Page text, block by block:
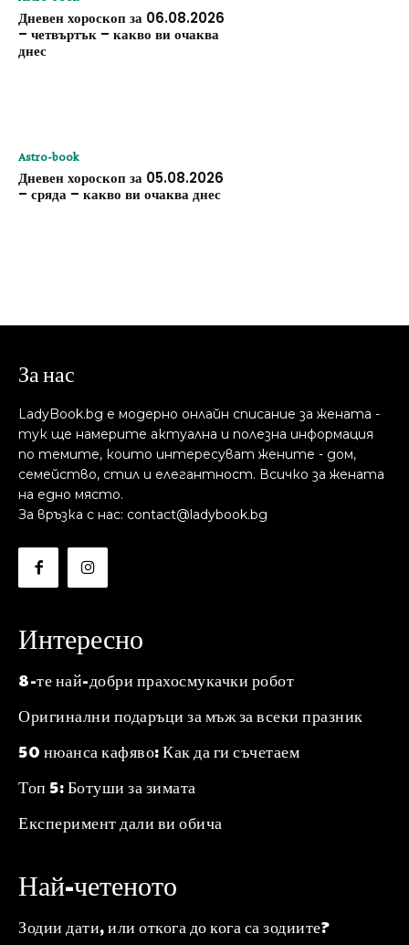
Дневен хороскоп за 06.08.2026
– четвъртък – какво ви очаква
днес
Astro-book
Дневен хороскоп за 05.08.2026
– сряда – какво ви очаква днес
За нас
LadyBook.bg е модерно онлайн списание за жената -
тук ще намерите актуална и полезна информация
по темите, които интересуват жените - дом,
семейство, стил и елегантност. Всичко за жената
на едно място.
За връзка с нас: contact@ladybook.bg
Интересно
8-те най-добри прахосмукачки робот
Оригинални подаръци за мъж за всеки празник
50 нюанса кафяво: Как да ги съчетаем
Топ 5: Ботуши за зимата
Експеримент дали ви обича
Най-четеното
Зодии дати, или откога до кога са зодиите?